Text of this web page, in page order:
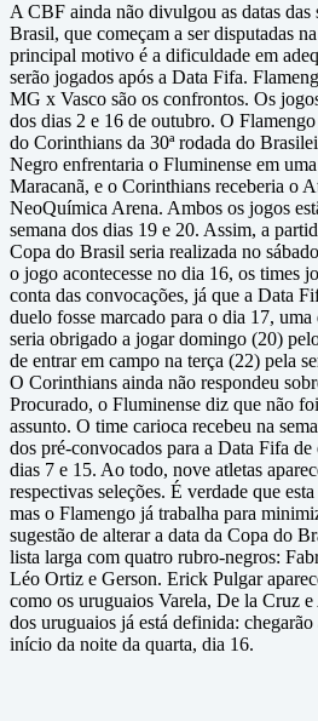
A CBF ainda não divulgou as datas
Brasil, que começam a ser disputadas
principal motivo é a dificuldade em
serão jogados após a Data Fifa.
MG x Vasco são os confrontos. Os
dos dias 2 e 16 de outubro. O
do Corinthians da 30ª rodada do
Negro enfrentaria o Fluminense em
Maracanã, e o Corinthians receberia o
NeoQuímica Arena. Ambos os jogos
semana dos dias 19 e 20. Assim, a
Copa do Brasil seria realizada no
o jogo acontecesse no dia 16, os times
conta das convocações, já que a Data
duelo fosse marcado para o dia 17,
seria obrigado a jogar domingo (20)
de entrar em campo na terça (22) pela
O Corinthians ainda não respondeu
Procurado, o Fluminense diz que não
assunto. O time carioca recebeu na
dos pré-convocados para a Data Fifa
dias 7 e 15. Ao todo, nove atletas
respectivas seleções. É verdade que
mas o Flamengo já trabalha para
sugestão de alterar a data da Copa do
lista larga com quatro rubro-negros:
Léo Ortiz e Gerson. Erick Pulgar
como os uruguaios Varela, De la Cruz
dos uruguaios já está definida:
início da noite da quarta, dia 16.